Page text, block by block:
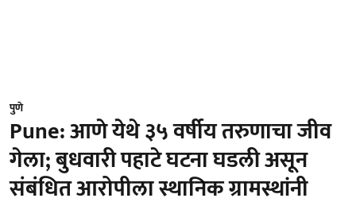
पुणे
Pune: आणे येथे ३५ वर्षीय तरुणाचा जीव
गेला; बुधवारी पहाटे घटना घडली असून
संबंधित आरोपीला स्थानिक ग्रामस्थांनी